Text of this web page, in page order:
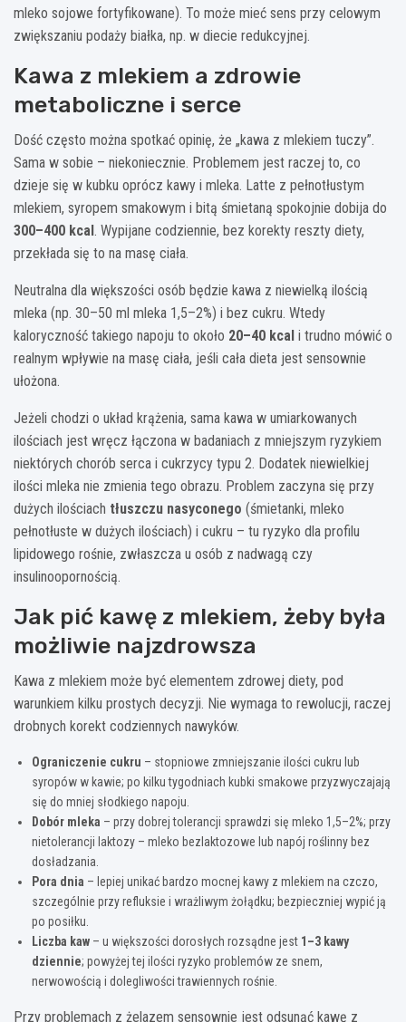
mleko sojowe fortyfikowane). To może mieć sens przy celowym
zwiększaniu podaży białka, np. w diecie redukcyjnej.
Kawa z mlekiem a zdrowie
metaboliczne i serce
Dość często można spotkać opinię, że „kawa z mlekiem tuczy”.
Sama w sobie – niekoniecznie. Problemem jest raczej to, co
dzieje się w kubku oprócz kawy i mleka. Latte z pełnotłustym
mlekiem, syropem smakowym i bitą śmietaną spokojnie dobija do
300–400 kcal. Wypijane codziennie, bez korekty reszty diety,
przekłada się to na masę ciała.
Neutralna dla większości osób będzie kawa z niewielką ilością
mleka (np. 30–50 ml mleka 1,5–2%) i bez cukru. Wtedy
kaloryczność takiego napoju to około 20–40 kcal i trudno mówić o
realnym wpływie na masę ciała, jeśli cała dieta jest sensownie
ułożona.
Jeżeli chodzi o układ krążenia, sama kawa w umiarkowanych
ilościach jest wręcz łączona w badaniach z mniejszym ryzykiem
niektórych chorób serca i cukrzycy typu 2. Dodatek niewielkiej
ilości mleka nie zmienia tego obrazu. Problem zaczyna się przy
dużych ilościach tłuszczu nasyconego (śmietanki, mleko
pełnotłuste w dużych ilościach) i cukru – tu ryzyko dla profilu
lipidowego rośnie, zwłaszcza u osób z nadwagą czy
insulinoopornością.
Jak pić kawę z mlekiem, żeby była
możliwie najzdrowsza
Kawa z mlekiem może być elementem zdrowej diety, pod
warunkiem kilku prostych decyzji. Nie wymaga to rewolucji, raczej
drobnych korekt codziennych nawyków.
Ograniczenie cukru – stopniowe zmniejszanie ilości cukru lub
syropów w kawie; po kilku tygodniach kubki smakowe przyzwyczajają
się do mniej słodkiego napoju.
Dobór mleka – przy dobrej tolerancji sprawdzi się mleko 1,5–2%; przy
nietolerancji laktozy – mleko bezlaktozowe lub napój roślinny bez
dosładzania.
Pora dnia – lepiej unikać bardzo mocnej kawy z mlekiem na czczo,
szczególnie przy refluksie i wrażliwym żołądku; bezpieczniej wypić ją
po posiłku.
Liczba kaw – u większości dorosłych rozsądne jest 1–3 kawy
dziennie; powyżej tej ilości ryzyko problemów ze snem,
nerwowością i dolegliwości trawiennych rośnie.
Przy problemach z żelazem sensownie jest odsunąć kawę z